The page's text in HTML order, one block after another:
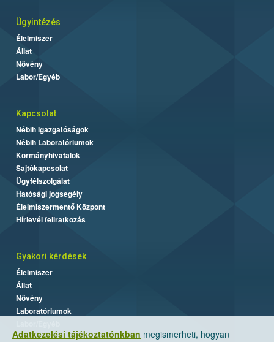
Adatkezelési tájékoztatónkban megismerheti, hogyan
Ügyintézés
Élelmiszer
Állat
Növény
Labor/Egyéb
Kapcsolat
Nébih Igazgatóságok
Nébih Laboratóriumok
Kormányhivatalok
Sajtókapcsolat
Ügyfélszolgálat
Hatósági jogsegély
Élelmiszermentő Központ
Hírlevél feliratkozás
Gyakori kérdések
Élelmiszer
Állat
Növény
Laboratóriumok